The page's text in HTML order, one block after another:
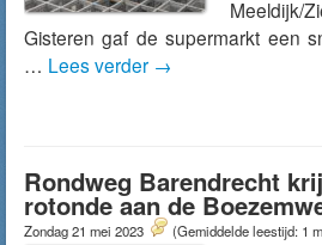
Meeldijk/
Gisteren gaf de supermarkt een
… Lees verder →
Rondweg Barendrecht
rotonde aan de
Zondag 21 mei 2023 (Gemiddelde leestijd: 1